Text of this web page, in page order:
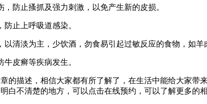
防止搔抓及强力刺激，以免产生新的皮损。
止上呼吸道感染。
淡为主，少饮酒，勿食易引起过敏反应的食物，如羊
皮癣等疾病发生。
描述，相信大家都有所了解了，在生活中能给大家带
白不清楚的地方，可以点击在线预约，可以了解更多的